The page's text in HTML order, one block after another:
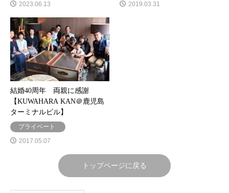
2023.06.13
2019.03.31
結婚40周年 両親に感謝
【KUWAHARA KAN＠鹿児島
ターミナルビル】
プライベート
2017.05.07
トップページに戻る